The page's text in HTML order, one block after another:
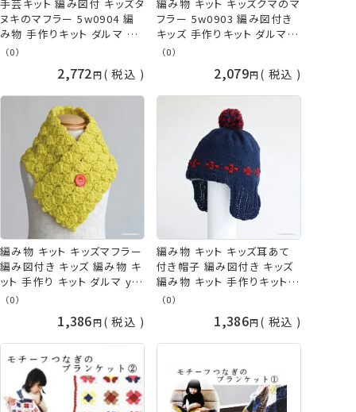
手芸キット 編み図付 キッズタ
ヌキのマフラー 5w0904 編
み物 手作りキット ダルマ 手
芸の山久
（0）
2,772 税込
編み物 キット キッズクマのマ
フラー 5w0903 編み図付き
キッズ 手作りキット ダルマ
手芸の山久
（0）
2,079 税込
編み物 キット キッズマフラー
編み図付き キッズ 編み物 キ
ット 手作り キット ダルマ ykt
手芸の山久
（0）
1,386 税込
編み物 キット キッズ耳あて
付き帽子 編み図付き キッズ
編み物 キット 手作りキット
ニット帽 ダルマ ykt 手芸の
（0）
1,386 税込